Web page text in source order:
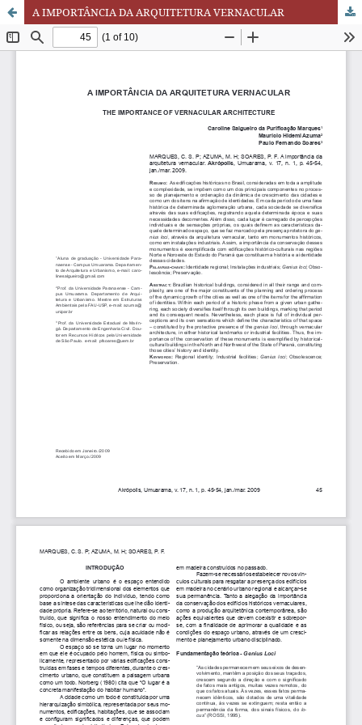
A IMPORTÂNCIA DA ARQUITETURA VERNACULAR